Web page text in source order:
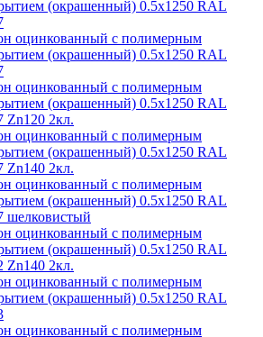
(окрашенный) 0.5x1250 RAL
оцинкованный с полимерным
(окрашенный) 0.5x1250 RAL
оцинкованный с полимерным
(окрашенный) 0.5x1250 RAL
Zn120 2кл.
оцинкованный с полимерным
(окрашенный) 0.5x1250 RAL
Zn140 2кл.
оцинкованный с полимерным
(окрашенный) 0.5x1250 RAL
шелковистый
оцинкованный с полимерным
(окрашенный) 0.5x1250 RAL
Zn140 2кл.
оцинкованный с полимерным
(окрашенный) 0.5x1250 RAL
оцинкованный с полимерным